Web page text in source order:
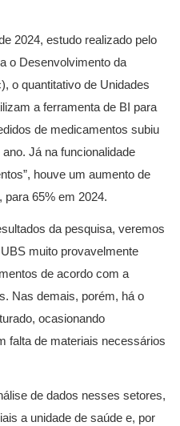
2024, estudo realizado pelo
o Desenvolvimento da
o quantitativo de Unidades
a ferramenta de BI para
de medicamentos subiu
Já na funcionalidade
houve um aumento de
para 65% em 2024.
da pesquisa, veremos
muito provavelmente
de acordo com a
Nas demais, porém, há o
ocasionando
falta de materiais necessários
de dados nesses setores,
a unidade de saúde e, por